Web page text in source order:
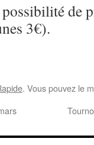
de
3€).
. Vous pouvez le